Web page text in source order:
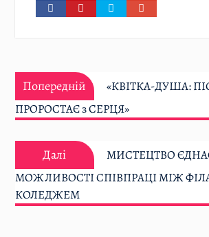
Навігація
записів
Попередній Попередній:
«КВІТКА-ДУША:
ПРОРОСТАЄ з СЕРЦЯ»
Далі Далі:
МИСТЕЦТВО
МОЖЛИВОСТІ СПІВПРАЦІ МІЖ
КОЛЕДЖЕМ